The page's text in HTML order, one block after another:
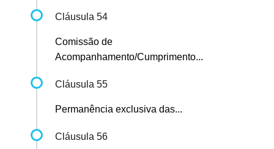
Cláusula 54
Comissão de
Acompanhamento/Cumprimento...
Cláusula 55
Permanência exclusiva das...
Cláusula 56